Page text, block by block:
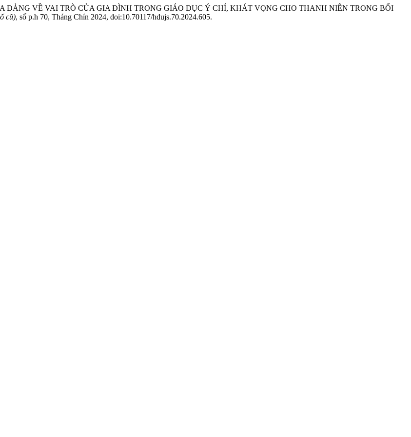
ĐẢNG VỀ VAI TRÒ CỦA GIA ĐÌNH TRONG GIÁO DỤC Ý CHÍ, KHÁT VỌNG CHO THANH NIÊN TRONG BỐI
cũ), số p.h 70, Tháng Chín 2024, doi:10.70117/hdujs.70.2024.605.